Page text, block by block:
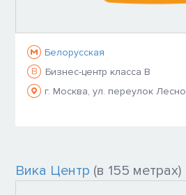
Белорусская
B
Бизнес-центр класса B
г. Москва, ул. переулок
Вика Центр (в 155 метрах)